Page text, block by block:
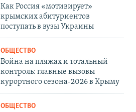
Как Россия «мотивирует»
крымских абитуриентов
поступать в вузы Украины
ОБЩЕСТВО
Война на пляжах и тотальный
контроль: главные вызовы
курортного сезона-2026 в Крыму
ОБЩЕСТВО